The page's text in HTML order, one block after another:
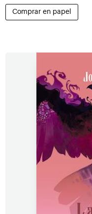
Comprar en papel